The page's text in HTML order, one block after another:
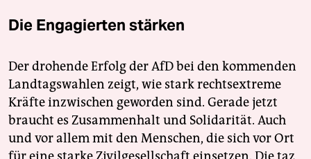
Die Engagierten stärken
Der drohende Erfolg der AfD bei den kommenden
Landtagswahlen zeigt, wie stark rechtsextreme
Kräfte inzwischen geworden sind. Gerade jetzt
braucht es Zusammenhalt und Solidarität. Auch
und vor allem mit den Menschen, die sich vor Ort